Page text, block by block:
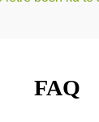
FAQ